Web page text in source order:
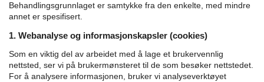
Behandlingsgrunnlaget er samtykke fra den enkelte, med mindre
annet er spesifisert.
1. Webanalyse og informasjonskapsler (cookies)
Som en viktig del av arbeidet med å lage et brukervennlig
nettsted, ser vi på brukermønsteret til de som besøker nettstedet.
For å analysere informasjonen, bruker vi analyseverktøyet